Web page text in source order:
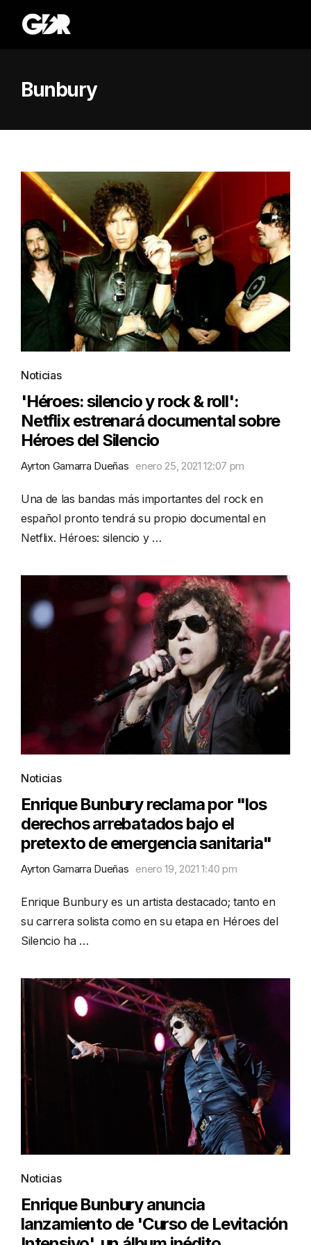
Bunbury
Noticias
'Héroes: silencio y rock & roll':
Netflix estrenará documental sobre
Héroes del Silencio
Ayrton Gamarra Dueñas enero 25, 2021 12:07 pm
Una de las bandas más importantes del rock en
español pronto tendrá su propio documental en
Netflix. Héroes: silencio y …
Noticias
Enrique Bunbury reclama por "los
derechos arrebatados bajo el
pretexto de emergencia sanitaria"
Ayrton Gamarra Dueñas enero 19, 2021 1:40 pm
Enrique Bunbury es un artista destacado; tanto en
su carrera solista como en su etapa en Héroes del
Silencio ha …
Noticias
Enrique Bunbury anuncia
lanzamiento de 'Curso de Levitación